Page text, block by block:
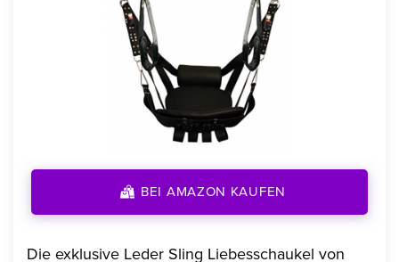
BEI AMAZON KAUFEN
Die exklusive Leder Sling Liebesschaukel von